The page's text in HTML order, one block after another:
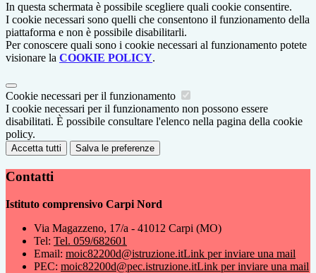
In questa schermata è possibile scegliere quali cookie consentire.
I cookie necessari sono quelli che consentono il funzionamento della
piattaforma e non è possibile disabilitarli.
Per conoscere quali sono i cookie necessari al funzionamento potete
visionare la COOKIE POLICY.
Cookie necessari per il funzionamento
I cookie necessari per il funzionamento non possono essere
disabilitati. È possibile consultare l'elenco nella pagina della cookie
policy.
Accetta tutti Salva le preferenze
Contatti
Istituto comprensivo Carpi Nord
Via Magazzeno, 17/a - 41012 Carpi (MO)
Tel: Tel. 059/682601
Email: moic82200d@istruzione.itLink per inviare una mail
PEC: moic82200d@pec.istruzione.itLink per inviare una mail